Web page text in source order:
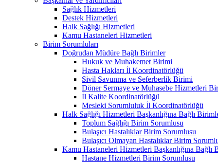
Sağlık Hizmetleri
Destek Hizmetleri
Halk Sağlığı Hizmetleri
Kamu Hastaneleri Hizmetleri
Birim Sorumluları
Doğrudan Müdüre Bağlı Birimler
Hukuk ve Muhakemet Birimi
Hasta Hakları İl Koordinatörlüğü
Sivil Savunma ve Seferberlik Birimi
Döner Sermaye ve Muhasebe Hizmetleri
İl Kalite Koordinatörlüğü
Mesleki Sorumluluk İl Koordinatörlüğü
Halk Sağlığı Hizmetleri Başkanlığına Bağlı
Toplum Sağlığı Birim Sorumlusu
Bulaşıcı Hastalıklar Birim Sorumlusu
Bulaşıcı Olmayan Hastalıklar Birim
Kamu Hastaneleri Hizmetleri Başkanlığına Bağlı
Hastane Hizmetleri Birim Sorumlusu